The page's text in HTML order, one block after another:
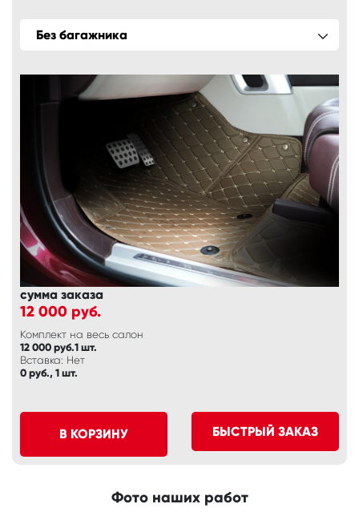
Без багажника
сумма заказа
12 000 руб.
Комплект на весь салон
12 000 руб.1 шт.
Вставка: Нет
0 руб., 1 шт.
В КОРЗИНУ БЫСТРЫЙ ЗАКАЗ
Фото наших работ